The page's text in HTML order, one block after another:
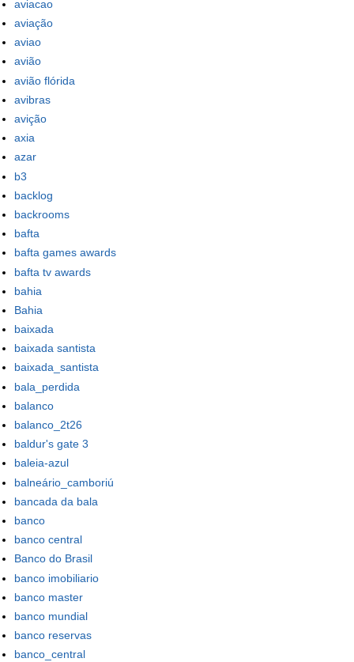
aviacao
aviação
aviao
avião
avião flórida
avibras
avição
axia
azar
b3
backlog
backrooms
bafta
bafta games awards
bafta tv awards
bahia
Bahia
baixada
baixada santista
baixada_santista
bala_perdida
balanco
balanco_2t26
baldur's gate 3
baleia-azul
balneário_camboriú
bancada da bala
banco
banco central
Banco do Brasil
banco imobiliario
banco master
banco mundial
banco reservas
banco_central